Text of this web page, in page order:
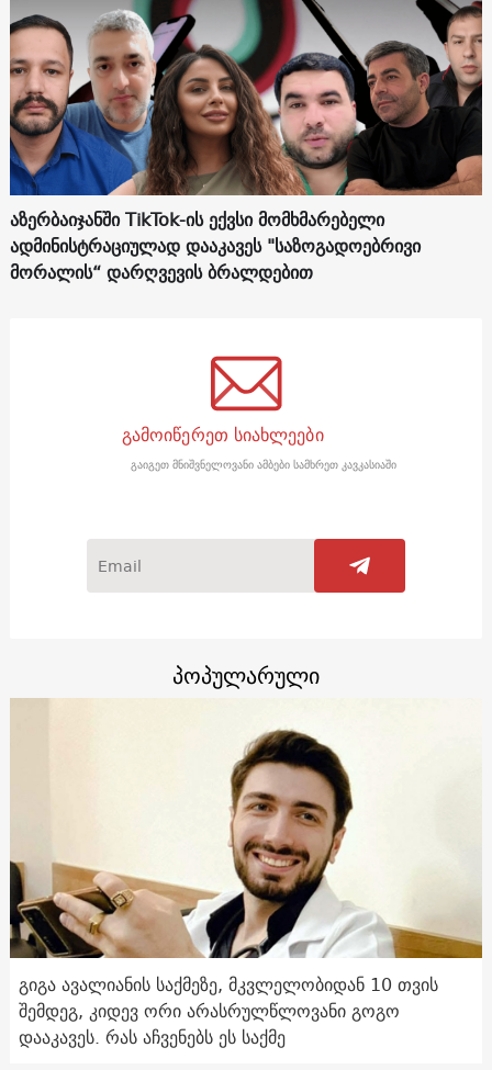
აზერბაიჯანში TikTok-ის ექვსი მომხმარებელი
ადმინისტრაციულად დააკავეს "საზოგადოებრივი
მორალის“ დარღვევის ბრალდებით
გამოიწერეთ სიახლეები
გაიგეთ მნიშვნელოვანი ამბები სამხრეთ კავკასიაში
პოპულარული
გიგა ავალიანის საქმეზე, მკვლელობიდან 10 თვის
შემდეგ, კიდევ ორი არასრულწლოვანი გოგო
დააკავეს. რას აჩვენებს ეს საქმე